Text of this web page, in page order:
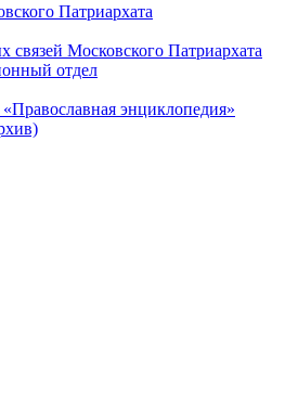
Патриархата
Московского Патриархата
отдел
энциклопедия»